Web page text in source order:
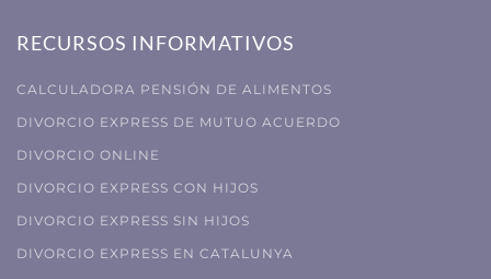
RECURSOS INFORMATIVOS
CALCULADORA PENSIÓN DE ALIMENTOS
DIVORCIO EXPRESS DE MUTUO ACUERDO
DIVORCIO ONLINE
DIVORCIO EXPRESS CON HIJOS
DIVORCIO EXPRESS SIN HIJOS
DIVORCIO EXPRESS EN CATALUNYA